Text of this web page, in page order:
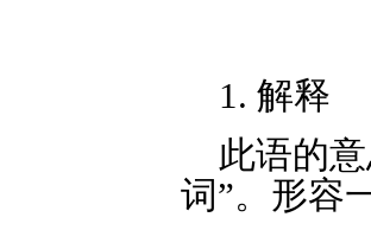
1. 解释
此语的
词”。形容